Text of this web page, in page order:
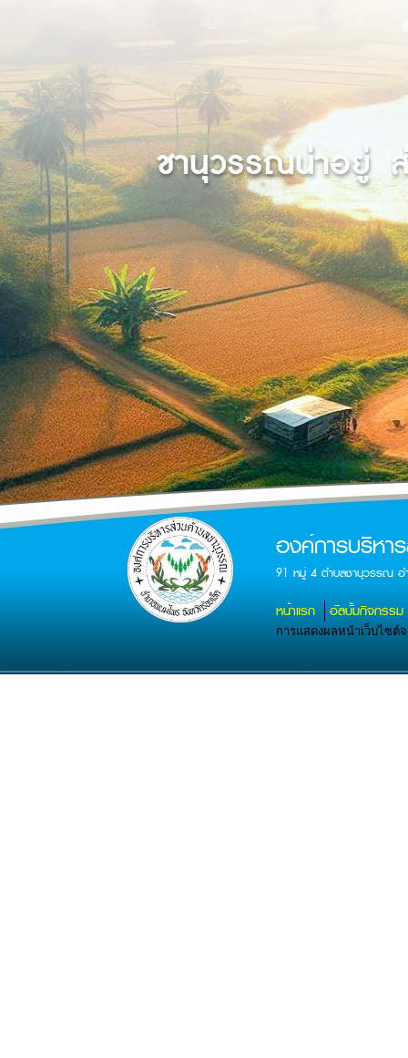
องค์การบริหา
91 หมู่ 4 ตำบลชานุวรรณ อ
หน้าแรก อัลบั้มกิจกรรม
การแสดงผลหน้าเว็บไซต์